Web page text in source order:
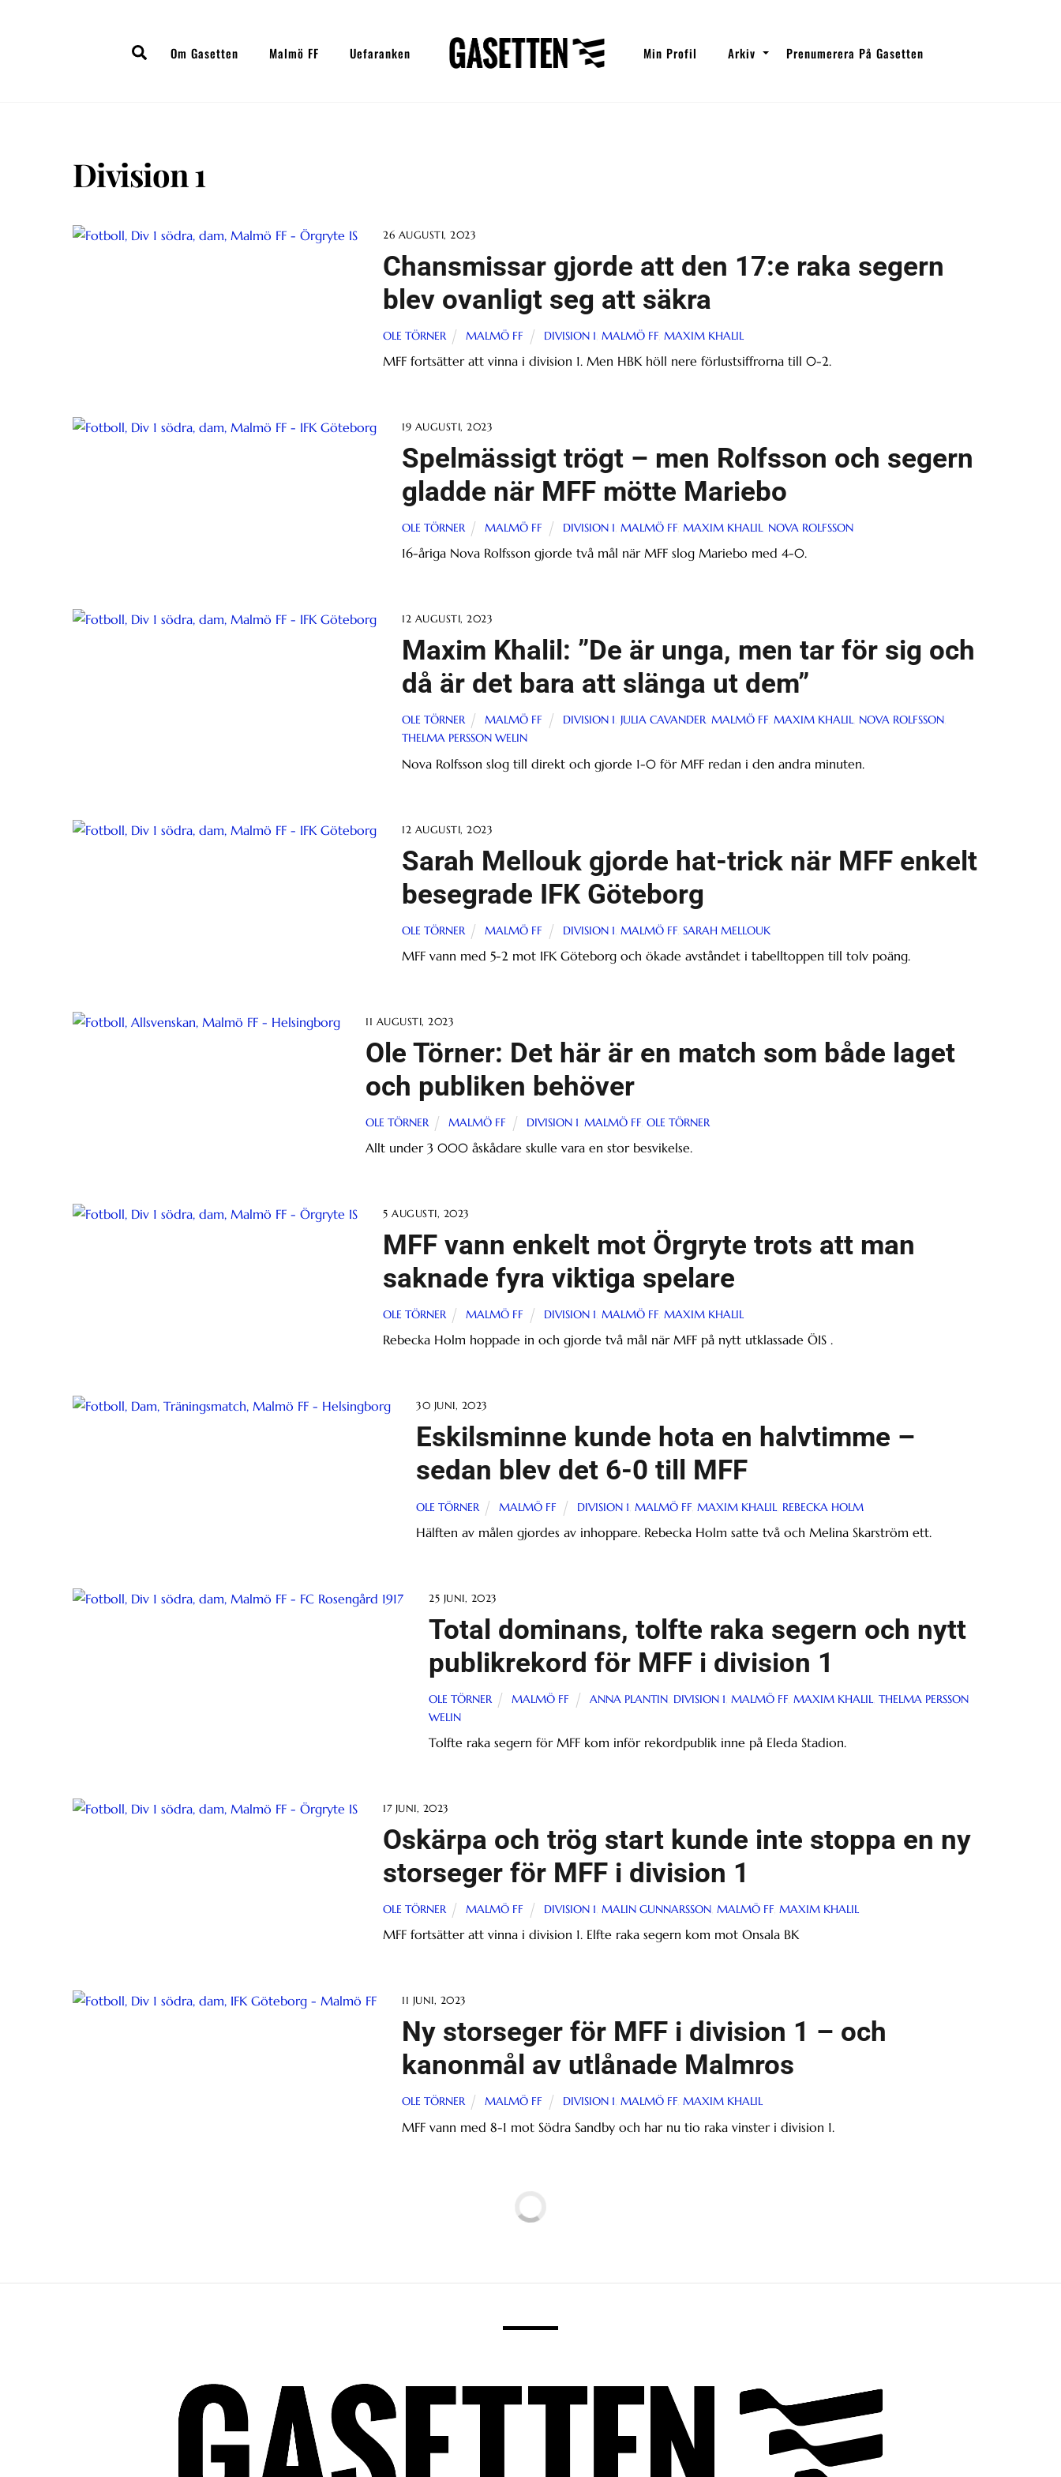
SearchOm Gasetten Malmö FF Uefaranken Min Profil Arkiv Prenumerera På Gasetten
Division 1
26 AUGUSTI, 2023
Chansmissar gjorde att den 17:e raka segern
blev ovanligt seg att säkra
OLE TÖRNER MALMÖ FF DIVISION 1, MALMÖ FF, MAXIM KHALIL
MFF fortsätter att vinna i division 1. Men HBK höll nere förlustsiffrorna till 0-2.
19 AUGUSTI, 2023
Spelmässigt trögt – men Rolfsson och segern
gladde när MFF mötte Mariebo
OLE TÖRNER MALMÖ FF DIVISION 1, MALMÖ FF, MAXIM KHALIL, NOVA ROLFSSON
16-åriga Nova Rolfsson gjorde två mål när MFF slog Mariebo med 4-0.
12 AUGUSTI, 2023
Maxim Khalil: ”De är unga, men tar för sig och
då är det bara att slänga ut dem”
OLE TÖRNER MALMÖ FF DIVISION 1, JULIA CAVANDER, MALMÖ FF, MAXIM KHALIL, NOVA ROLFSSON,
THELMA PERSSON WELIN
Nova Rolfsson slog till direkt och gjorde 1-0 för MFF redan i den andra minuten.
12 AUGUSTI, 2023
Sarah Mellouk gjorde hat-trick när MFF enkelt
besegrade IFK Göteborg
OLE TÖRNER MALMÖ FF DIVISION 1, MALMÖ FF, SARAH MELLOUK
MFF vann med 5-2 mot IFK Göteborg och ökade avståndet i tabelltoppen till tolv poäng.
11 AUGUSTI, 2023
Ole Törner: Det här är en match som både laget
och publiken behöver
OLE TÖRNER MALMÖ FF DIVISION 1, MALMÖ FF, OLE TÖRNER
Allt under 3 000 åskådare skulle vara en stor besvikelse.
5 AUGUSTI, 2023
MFF vann enkelt mot Örgryte trots att man
saknade fyra viktiga spelare
OLE TÖRNER MALMÖ FF DIVISION 1, MALMÖ FF, MAXIM KHALIL
Rebecka Holm hoppade in och gjorde två mål när MFF på nytt utklassade ÖIS .
30 JUNI, 2023
Eskilsminne kunde hota en halvtimme –
sedan blev det 6-0 till MFF
OLE TÖRNER MALMÖ FF DIVISION 1 MALMÖ FF, MAXIM KHALIL REBECKA HOLM
Hälften av målen gjordes av inhoppare. Rebecka Holm satte två och Melina Skarström ett.
25 JUNI, 2023
Total dominans, tolfte raka segern och nytt
publikrekord för MFF i division 1
OLE TÖRNER MALMÖ FF ANNA PLANTIN, DIVISION 1, MALMÖ FF, MAXIM KHALIL, THELMA PERSSON
WELIN
Tolfte raka segern för MFF kom inför rekordpublik inne på Eleda Stadion.
17 JUNI, 2023
Oskärpa och trög start kunde inte stoppa en ny
storseger för MFF i division 1
OLE TÖRNER MALMÖ FF DIVISION 1, MALIN GUNNARSSON, MALMÖ FF, MAXIM KHALIL
MFF fortsätter att vinna i division 1. Elfte raka segern kom mot Onsala BK
11 JUNI, 2023
Ny storseger för MFF i division 1 – och
kanonmål av utlånade Malmros
OLE TÖRNER MALMÖ FF DIVISION 1, MALMÖ FF, MAXIM KHALIL
MFF vann med 8-1 mot Södra Sandby och har nu tio raka vinster i division 1.